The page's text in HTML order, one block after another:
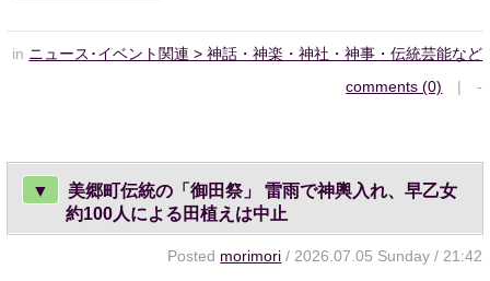
in ニュース･イベント関連 > 神話・神楽・神社・神事・伝統芸能など
comments (0) | -
▼
美郷町伝統の「御田祭」 雷雨で神輿入れ、早乙女
約100人による田植えは中止
Posted morimori / 2026.07.05 Sunday / 21:42